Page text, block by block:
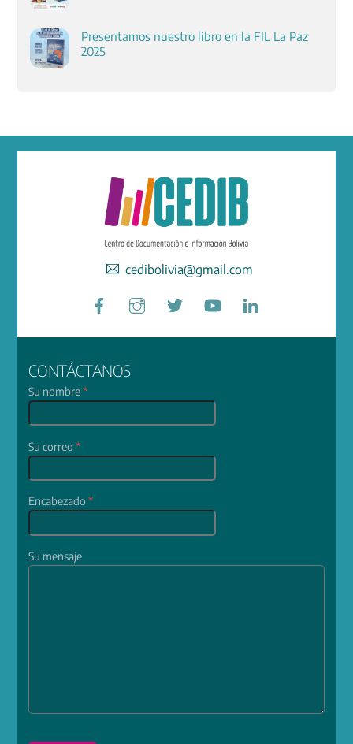
Presentamos nuestro libro en la FIL La Paz
2025
cedibolivia@gmail.com
Facebook
CONTÁCTANOS
Su nombre*
Su correo*
Encabezado*
Su mensaje